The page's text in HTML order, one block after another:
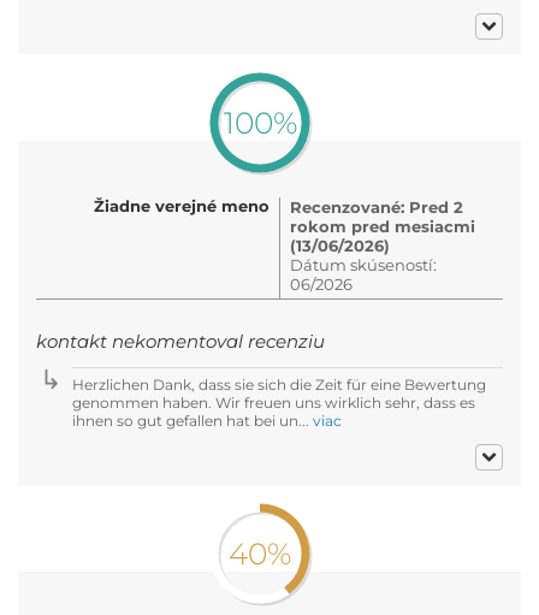
100%
Žiadne verejné meno
Recenzované: Pred 2
rokom pred mesiacmi
(13/06/2026)
Dátum skúseností:
06/2026
kontakt nekomentoval recenziu
Herzlichen Dank, dass sie sich die Zeit für eine Bewertung
genommen haben. Wir freuen uns wirklich sehr, dass es
ihnen so gut gefallen hat bei un... viac
40%